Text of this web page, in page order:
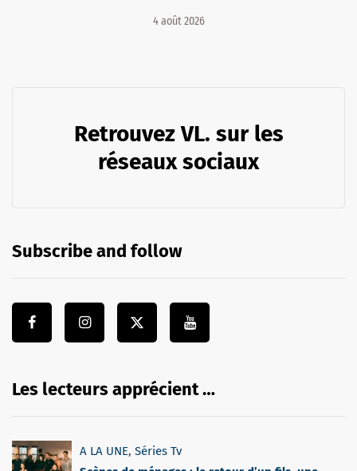
4 août 2026
Retrouvez VL. sur les
réseaux sociaux
Subscribe and follow
Les lecteurs apprécient …
A LA UNE, Séries Tv